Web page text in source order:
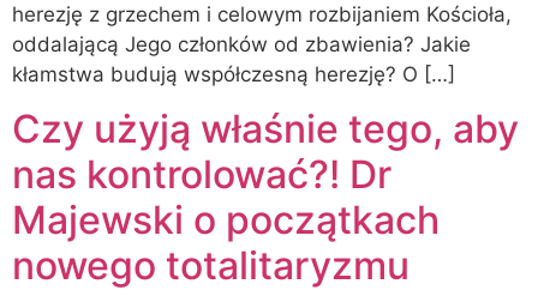
herezję z grzechem i celowym rozbijaniem Kościoła,
oddalającą Jego członków od zbawienia? Jakie
kłamstwa budują współczesną herezję? O […]
Czy użyją właśnie tego, aby
nas kontrolować?! Dr
Majewski o początkach
nowego totalitaryzmu